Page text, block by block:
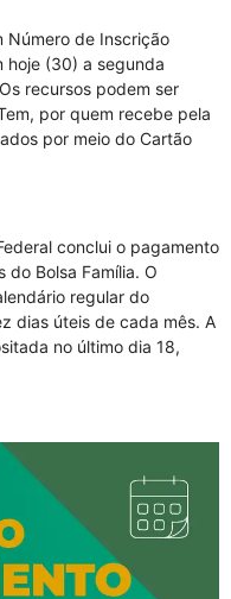
Número de Inscrição
hoje (30) a segunda
recursos podem ser
por quem recebe pela
por meio do Cartão
conclui o pagamento
Bolsa Família. O
regular do
dias úteis de cada mês. A
no último dia 18,